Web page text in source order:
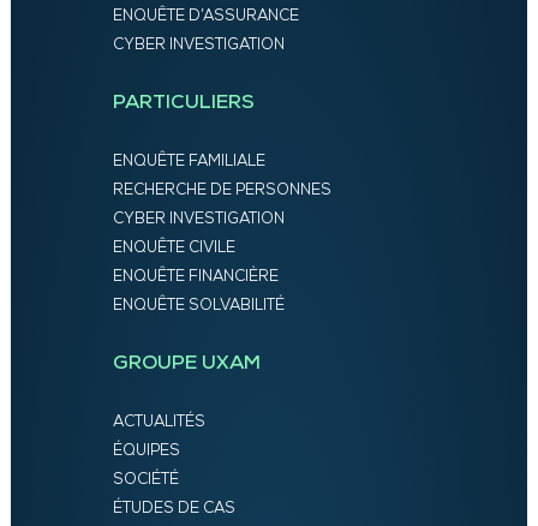
ENQUÊTE D’ASSURANCE
CYBER INVESTIGATION
PARTICULIERS
ENQUÊTE FAMILIALE
RECHERCHE DE PERSONNES
CYBER INVESTIGATION
ENQUÊTE CIVILE
ENQUÊTE FINANCIÈRE
ENQUÊTE SOLVABILITÉ
GROUPE UXAM
ACTUALITÉS
ÉQUIPES
SOCIÉTÉ
ÉTUDES DE CAS